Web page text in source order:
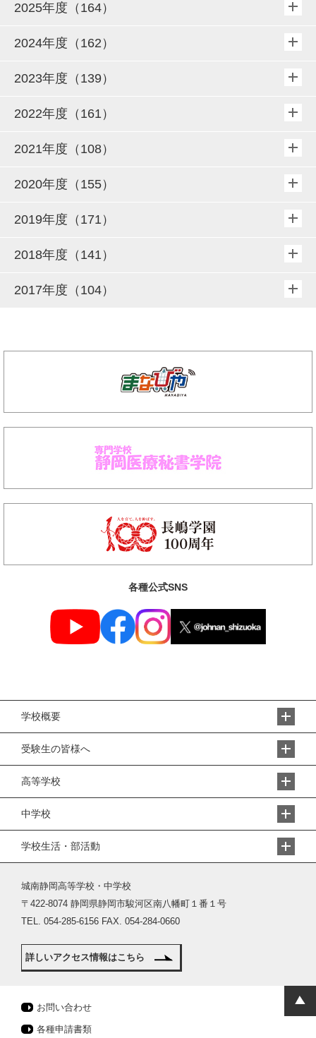
2025年度（164）
2024年度（162）
2023年度（139）
2022年度（161）
2021年度（108）
2020年度（155）
2019年度（171）
2018年度（141）
2017年度（104）
各種公式SNS
学校概要
受験生の皆様へ
高等学校
中学校
学校生活・部活動
城南静岡高等学校・中学校
〒422-8074 静岡県静岡市駿河区南八幡町１番１号
TEL. 054-285-6156 FAX. 054-284-0660
詳しいアクセス情報はこちら
お問い合わせ
各種申請書類